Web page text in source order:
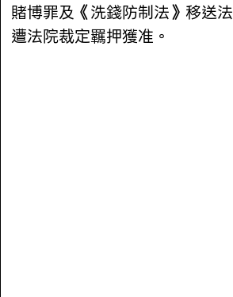
賭博罪及《洗錢防制法》移送
遭法院裁定羈押獲准。